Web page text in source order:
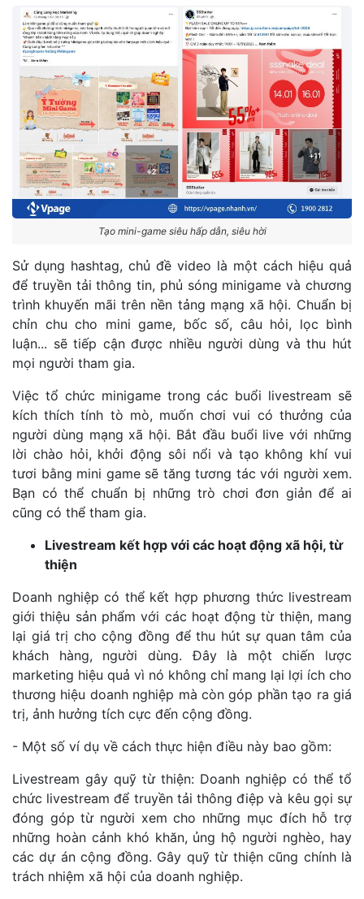
Tạo mini-game siêu hấp dẫn, siêu hời
Sử dụng hashtag, chủ đề video là một cách hiệu quả
để truyền tải thông tin, phủ sóng minigame và chương
trình khuyến mãi trên nền tảng mạng xã hội. Chuẩn bị
chỉn chu cho mini game, bốc số, câu hỏi, lọc bình
luận... sẽ tiếp cận được nhiều người dùng và thu hút
mọi người tham gia.
Việc tổ chức minigame trong các buổi livestream sẽ
kích thích tính tò mò, muốn chơi vui có thưởng của
người dùng mạng xã hội. Bắt đầu buổi live với những
lời chào hỏi, khởi động sôi nổi và tạo không khí vui
tươi bằng mini game sẽ tăng tương tác với người xem.
Bạn có thể chuẩn bị những trò chơi đơn giản để ai
cũng có thể tham gia.
Livestream kết hợp với các hoạt động xã hội, từ
thiện
Doanh nghiệp có thể kết hợp phương thức livestream
giới thiệu sản phẩm với các hoạt động từ thiện, mang
lại giá trị cho cộng đồng để thu hút sự quan tâm của
khách hàng, người dùng. Đây là một chiến lược
marketing hiệu quả vì nó không chỉ mang lại lợi ích cho
thương hiệu doanh nghiệp mà còn góp phần tạo ra giá
trị, ảnh hưởng tích cực đến cộng đồng.
- Một số ví dụ về cách thực hiện điều này bao gồm:
Livestream gây quỹ từ thiện: Doanh nghiệp có thể tổ
chức livestream để truyền tải thông điệp và kêu gọi sự
đóng góp từ người xem cho những mục đích hỗ trợ
những hoàn cảnh khó khăn, ủng hộ người nghèo, hay
các dự án cộng đồng. Gây quỹ từ thiện cũng chính là
trách nhiệm xã hội của doanh nghiệp.